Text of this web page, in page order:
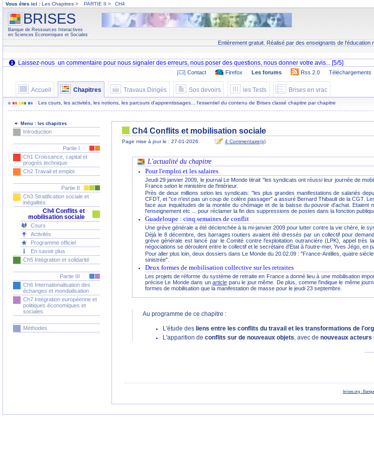
Vous êtes ici : Les Chapitres > PARTIE II > CH4
BRISES
Banque de Ressources Interactives
en Sciences Economiques et Sociales
Entièrement gratuit. Réalisé par des enseignants de l'éducation
Contact Firefox Les forums Rss 2.0 Téléchargements
Accueil Chapitres Travaux Dirigés Sos devoirs les Tests Brises en vrac
Les cours, les activités, les notions, les parcours d'apprentissages... l'essentiel du contenu de Brises classé chapitre par chapitre
Menu : les chapitres
Introduction
Partie I
Ch1 Croissance, capital et
progrès technique
Ch2 Travail et emploi
Partie II
Ch3 Stratification sociale et
inégalités
Ch4 Conflits et
mobilisation sociale
Cours
Activités
Programme officiel
En savoir plus
Ch5 Intégration et solidarité
Partie III
Ch6 Internationalisation des
échanges et mondialisation
Ch7 Intégration européenne et
politiques économiques et
sociales
Méthodes
Ch4 Conflits et mobilisation sociale
Page mise à jour le : 27-01-2026 4 Commentaire(s)
L'actualité du chapitre
Pour l'emploi et les salaires
Jeudi 29 janvier 2009, le journal Le Monde titrait "les syndicats ont réussi leur journée de
France selon le ministère de l'intérieur.
Près de deux millions selon les syndicats: "les plus grandes manifestations de salariés
CFDT, et "ce n'est pas un coup de colère passager" a assuré Bernard Thibault de la CGT.
face aux inquiétudes de la montée du chômage et de la baisse du pouvoir d'achat.
l'enseignement etc ... pour réclamer la fin des suppressions de postes dans la fonction
Guadeloupe : cinq semaines de conflit
Une grève générale a été déclenchée à la mi-janvier 2009 pour lutter contre la vie chère, le
Déjà le 8 décembre, des barrages routiers avaient été dressés par un collectif pour
grève générale est lancé par le Comité contre l'exploitation outrancière (LPK), appel très
négociations se déroulent entre le collectif et le secrétaire d'Etat à l'outre-mer, Yves Jégo, en
Pour aller plus loin, deux dossiers dans Le Monde du 20.02.09 : "France-Antilles, quatre
sinistrée".
Deux formes de mobilisation collective sur les retraites
Les projets de réforme du système de retraite en France a donné lieu à une mobilisation
précise Le Monde dans unarticle paru le jour même. De plus, comme l'indique le même
formes de mobilisation que la manifestation de masse pour le jeudi 23 septembre.
Au programme de ce chapitre :
L'étude des liens entre les conflits du travail et les transformations de
L'apparition de conflits sur de nouveaux objets , avec de nouveaux acteurs
brises.org :